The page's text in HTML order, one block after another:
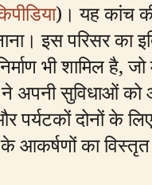
)। यह कांच
इस परिसर का
भी शामिल है, जो
ने अपनी सुविधाओं
पर्यटकों दोनों के
आकर्षणों का